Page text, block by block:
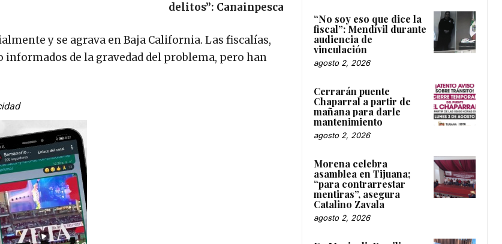
delitos”: Canainpesca
y se agrava en Baja California. Las fiscalías,
de la gravedad del problema, pero han
“No soy eso que dice la
fiscal”: Mendívil durante
audiencia de
vinculación
agosto 2, 2026
Cerrarán puente
Chaparral a partir de
mañana para darle
mantenimiento
agosto 2, 2026
Morena celebra
asamblea en Tijuana;
“para contrarrestar
mentiras”, asegura
Catalino Zavala
agosto 2, 2026